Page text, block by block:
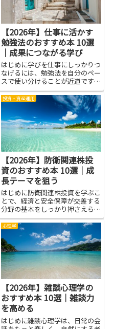
【2026年】仕事に活かす
勉強法のおすすめ本 10選
｜成果につながる学び
はじめに学びを仕事にしっかりつ
なげるには、勉強法を自分のペー
スで使い分けることが近道です。
良い本を選ぶだけでなく、読んだ
知識を実務に落とし込む工夫が大
切です。この記事は、仕事に活か
す勉強法の基本を、わかりやすい
言葉で伝えることを目指しま
す。...
投資・資産運用
【2026年】防衛関連株投
資のおすすめ本 10選｜成
長テーマを狙う
はじめに防衛関連株投資を学ぶこ
とで、経済と安全保障が交差する
分野の基本をしっかり押さえられ
ます。軍事技術や防衛装備の市場
構造、政府の予算や政策が企業や
株価に与える影響を理解できれ
ば、成長テーマを狙う際の判断材
料が増えます。書籍からは専門用
語...
心理学
【2026年】雑談心理学の
おすすめ本 10選｜雑談力
を高める
はじめに雑談心理学は、日常の会